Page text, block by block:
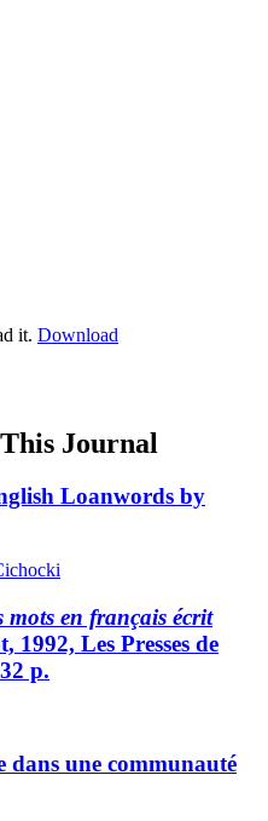
it. Download
Journal
Loanwords by
mots en français écrit
1992, Les Presses de
p.
dans une communauté